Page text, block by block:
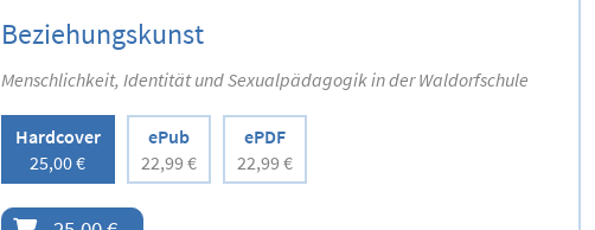
Beziehungskunst
Menschlichkeit, Identität und Sexualpädagogik in der Waldorfschule
Hardcover
25,00 €
ePub
22,99 €
ePDF
22,99 €